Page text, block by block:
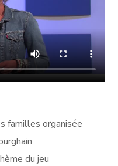
familles organisée
du jeu